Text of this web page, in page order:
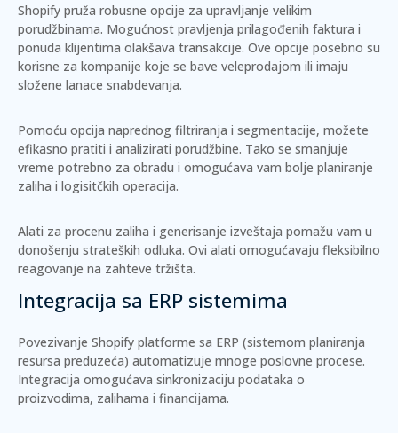
Shopify pruža robusne opcije za upravljanje velikim
porudžbinama. Mogućnost pravljenja prilagođenih faktura i
ponuda klijentima olakšava transakcije. Ove opcije posebno su
korisne za kompanije koje se bave veleprodajom ili imaju
složene lanace snabdevanja.
Pomoću opcija naprednog filtriranja i segmentacije, možete
efikasno pratiti i analizirati porudžbine. Tako se smanjuje
vreme potrebno za obradu i omogućava vam bolje planiranje
zaliha i logisitčkih operacija.
Alati za procenu zaliha i generisanje izveštaja pomažu vam u
donošenju strateških odluka. Ovi alati omogućavaju fleksibilno
reagovanje na zahteve tržišta.
Integracija sa ERP sistemima
Povezivanje Shopify platforme sa ERP (sistemom planiranja
resursa preduzeća) automatizuje mnoge poslovne procese.
Integracija omogućava sinkronizaciju podataka o
proizvodima, zalihama i financijama.